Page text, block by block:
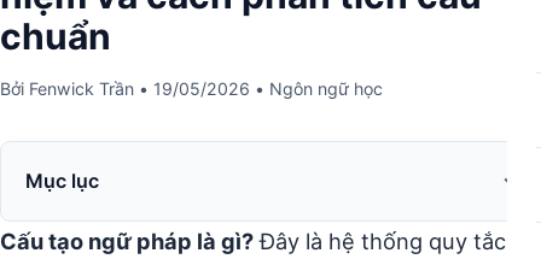
chuẩn
Bởi Fenwick Trần • 19/05/2026 • Ngôn ngữ học
Mục lục
Cấu tạo ngữ pháp là gì?Đây là hệ thống quy tắc